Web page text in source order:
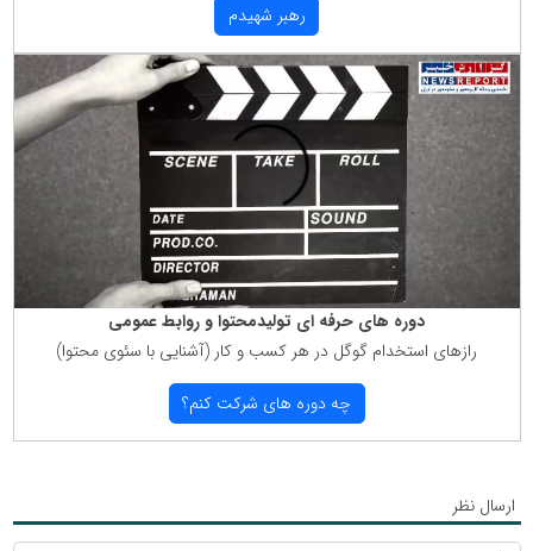
رهبر شهیدم
دوره های حرفه ای تولیدمحتوا و روابط عمومی
رازهای استخدام گوگل در هر كسب و كار (آشنایی با سئوی محتوا)
چه دوره های شركت كنم؟
ارسال نظر